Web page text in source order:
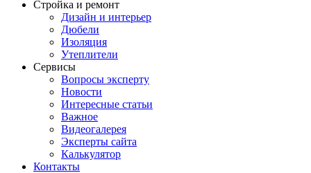
Стройка и ремонт
Дизайн и интерьер
Дюбели
Изоляция
Утеплители
Сервисы
Вопросы эксперту
Новости
Интересные статьи
Важное
Видеогалерея
Эксперты сайта
Калькулятор
Контакты